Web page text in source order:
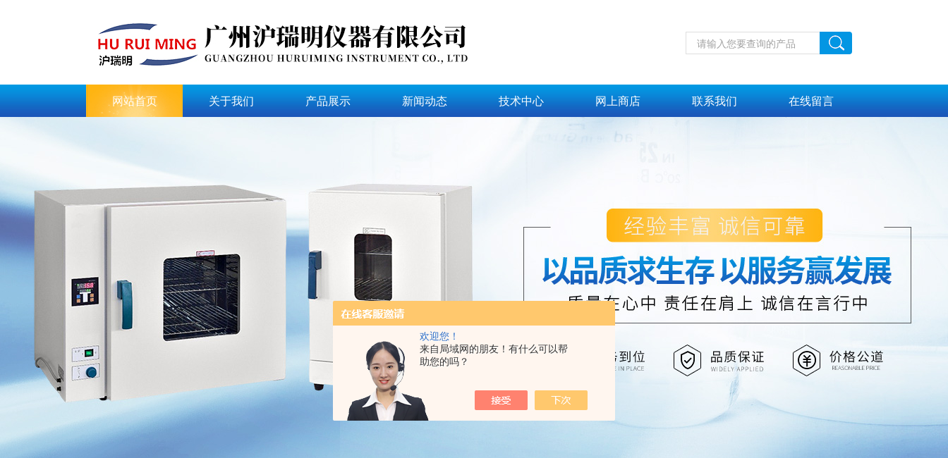
欢迎您！
来自局域网的朋友！有什么可以帮
助您的吗？
网站首页 关于我们 产品展示 新闻动态 技术中心 网上商店 联系我们 在线留言